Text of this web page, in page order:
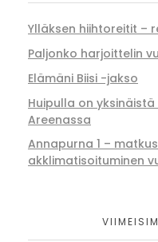
Ylläksen hiihtoreitit –
Paljonko harjoittelin
Elämäni Biisi -jakso
Huipulla on
Areenassa
Annapurna 1 –
akklimatisoituminen